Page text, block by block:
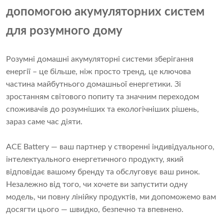
допомогою акумуляторних систем
для розумного дому
Розумні домашні акумуляторні системи зберігання
енергії – це більше, ніж просто тренд, це ключова
частина майбутнього домашньої енергетики. Зі
зростанням світового попиту та значним переходом
споживачів до розумніших та екологічніших рішень,
зараз саме час діяти.
ACE Battery — ваш партнер у створенні індивідуального,
інтелектуального енергетичного продукту, який
відповідає вашому бренду та обслуговує ваш ринок.
Незалежно від того, чи хочете ви запустити одну
модель, чи повну лінійку продуктів, ми допоможемо вам
досягти цього — швидко, безпечно та впевнено.